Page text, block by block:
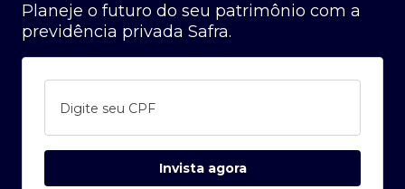
Planeje o futuro do seu patrimônio com a
previdência privada Safra.
Digite seu CPF
Invista agora